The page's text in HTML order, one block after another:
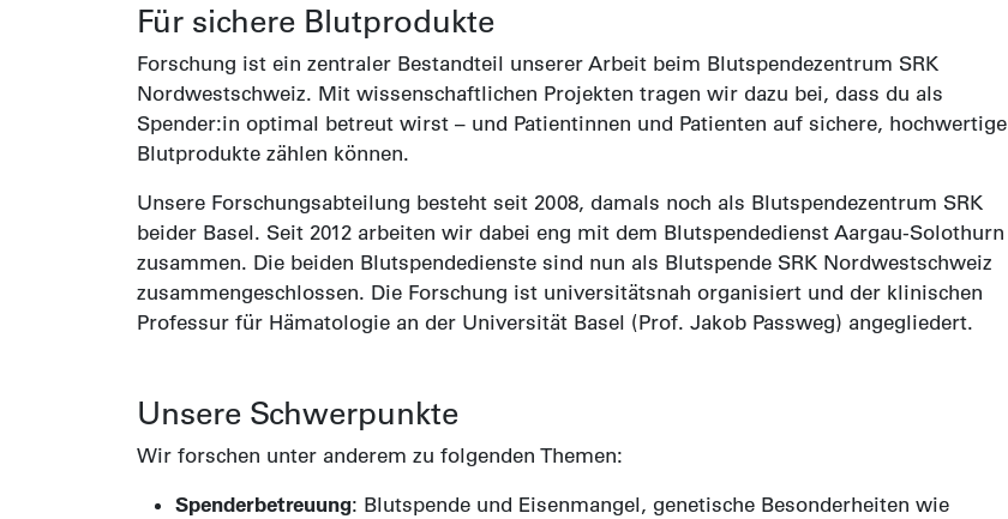
Für sichere Blutprodukte
Forschung ist ein zentraler Bestandteil unserer Arbeit beim Blutspendezentrum SRK
Nordwestschweiz. Mit wissenschaftlichen Projekten tragen wir dazu bei, dass du als
Spender:in optimal betreut wirst – und Patientinnen und Patienten auf sichere, hochwertige
Blutprodukte zählen können.
Unsere Forschungsabteilung besteht seit 2008, damals noch als Blutspendezentrum SRK
beider Basel. Seit 2012 arbeiten wir dabei eng mit dem Blutspendedienst Aargau-Solothurn
zusammen. Die beiden Blutspendedienste sind nun als Blutspende SRK Nordwestschweiz
zusammengeschlossen. Die Forschung ist universitätsnah organisiert und der klinischen
Professur für Hämatologie an der Universität Basel (Prof. Jakob Passweg) angegliedert.
Unsere Schwerpunkte
Wir forschen unter anderem zu folgenden Themen:
Spenderbetreuung: Blutspende und Eisenmangel, genetische Besonderheiten wie